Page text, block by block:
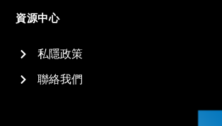
資源中心
私隱政策
聯絡我們